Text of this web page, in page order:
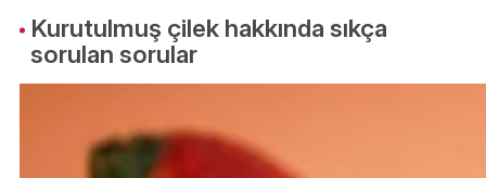
Kurutulmuş çilek hakkında sıkça
sorulan sorular